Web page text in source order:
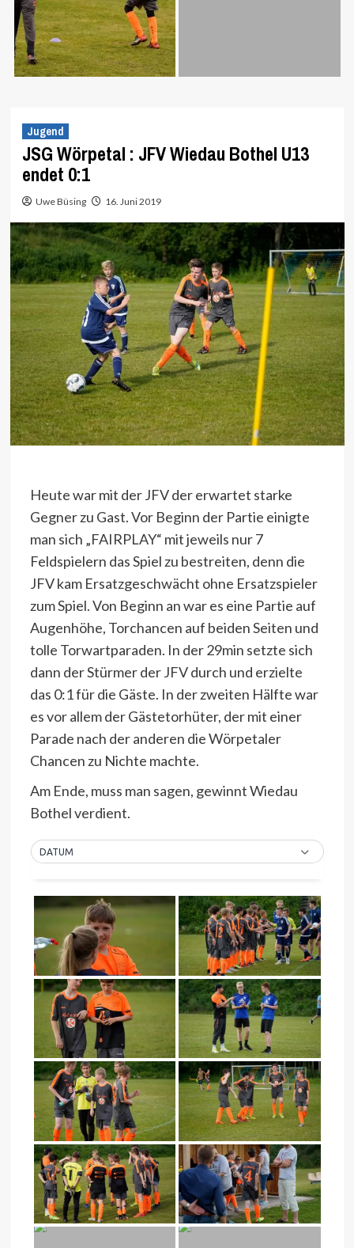
Jugend
JSG Wörpetal : JFV Wiedau Bothel U13
endet 0:1
Uwe Büsing 16. Juni 2019
Heute war mit der JFV der erwartet starke
Gegner zu Gast. Vor Beginn der Partie einigte
man sich „FAIRPLAY“ mit jeweils nur 7
Feldspielern das Spiel zu bestreiten, denn die
JFV kam Ersatzgeschwächt ohne Ersatzspieler
zum Spiel. Von Beginn an war es eine Partie auf
Augenhöhe, Torchancen auf beiden Seiten und
tolle Torwartparaden. In der 29min setzte sich
dann der Stürmer der JFV durch und erzielte
das 0:1 für die Gäste. In der zweiten Hälfte war
es vor allem der Gästetorhüter, der mit einer
Parade nach der anderen die Wörpetaler
Chancen zu Nichte machte.
Am Ende, muss man sagen, gewinnt Wiedau
Bothel verdient.
DATUM